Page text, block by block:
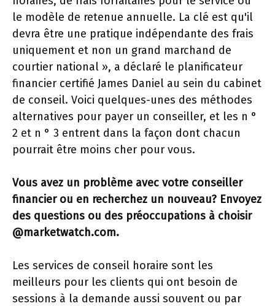
le modèle de retenue annuelle. La clé est qu'il
devra être une pratique indépendante des frais
uniquement et non un grand marchand de
courtier national », a déclaré le planificateur
financier certifié James Daniel au sein du cabinet
de conseil. Voici quelques-unes des méthodes
alternatives pour payer un conseiller, et les n °
2 et n ° 3 entrent dans la façon dont chacun
pourrait être moins cher pour vous.
Vous avez un problème avec votre conseiller
financier ou en recherchez un nouveau? Envoyez
des questions ou des préoccupations à choisir
@marketwatch.com.
Les services de conseil horaire sont les
meilleurs pour les clients qui ont besoin de
sessions à la demande aussi souvent ou par